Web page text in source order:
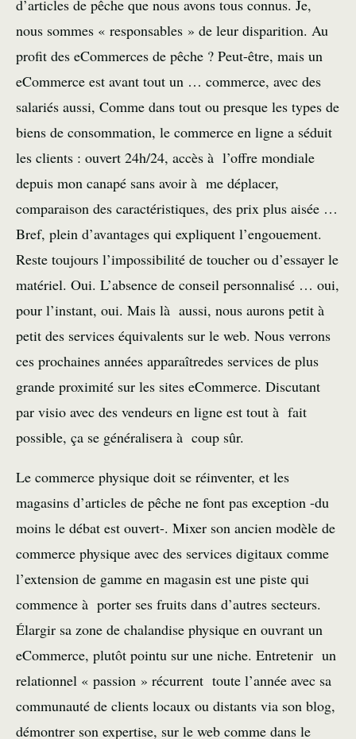
d’articles de pêche que nous avons tous connus. Je,
nous sommes « responsables » de leur disparition. Au
profit des eCommerces de pêche ? Peut-être, mais un
eCommerce est avant tout un … commerce, avec des
salariés aussi, Comme dans tout ou presque les types de
biens de consommation, le commerce en ligne a séduit
les clients : ouvert 24h/24, accès à l’offre mondiale
depuis mon canapé sans avoir à me déplacer,
comparaison des caractéristiques, des prix plus aisée …
Bref, plein d’avantages qui expliquent l’engouement.
Reste toujours l’impossibilité de toucher ou d’essayer le
matériel. Oui. L’absence de conseil personnalisé … oui,
pour l’instant, oui. Mais là aussi, nous aurons petit à
petit des services équivalents sur le web. Nous verrons
ces prochaines années apparaîtredes services de plus
grande proximité sur les sites eCommerce. Discutant
par visio avec des vendeurs en ligne est tout à fait
possible, ça se généralisera à coup sûr.
Le commerce physique doit se réinventer, et les
magasins d’articles de pêche ne font pas exception -du
moins le débat est ouvert-. Mixer son ancien modèle de
commerce physique avec des services digitaux comme
l’extension de gamme en magasin est une piste qui
commence à porter ses fruits dans d’autres secteurs.
Élargir sa zone de chalandise physique en ouvrant un
eCommerce, plutôt pointu sur une niche. Entretenir un
relationnel « passion » récurrent toute l’année avec sa
communauté de clients locaux ou distants via son blog,
démontrer son expertise, sur le web comme dans le